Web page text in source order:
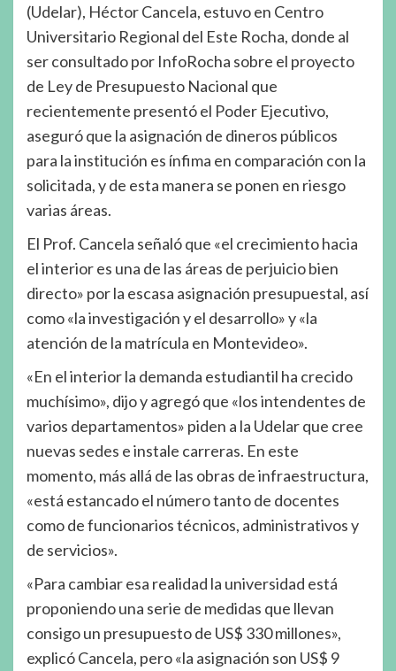
(Udelar), Héctor Cancela, estuvo en Centro
Universitario Regional del Este Rocha, donde al
ser consultado por InfoRocha sobre el proyecto
de Ley de Presupuesto Nacional que
recientemente presentó el Poder Ejecutivo,
aseguró que la asignación de dineros públicos
para la institución es ínfima en comparación con la
solicitada, y de esta manera se ponen en riesgo
varias áreas.
El Prof. Cancela señaló que «el crecimiento hacia
el interior es una de las áreas de perjuicio bien
directo» por la escasa asignación presupuestal, así
como «la investigación y el desarrollo» y «la
atención de la matrícula en Montevideo».
«En el interior la demanda estudiantil ha crecido
muchísimo», dijo y agregó que «los intendentes de
varios departamentos» piden a la Udelar que cree
nuevas sedes e instale carreras. En este
momento, más allá de las obras de infraestructura,
«está estancado el número tanto de docentes
como de funcionarios técnicos, administrativos y
de servicios».
«Para cambiar esa realidad la universidad está
proponiendo una serie de medidas que llevan
consigo un presupuesto de US$ 330 millones»,
explicó Cancela, pero «la asignación son US$ 9